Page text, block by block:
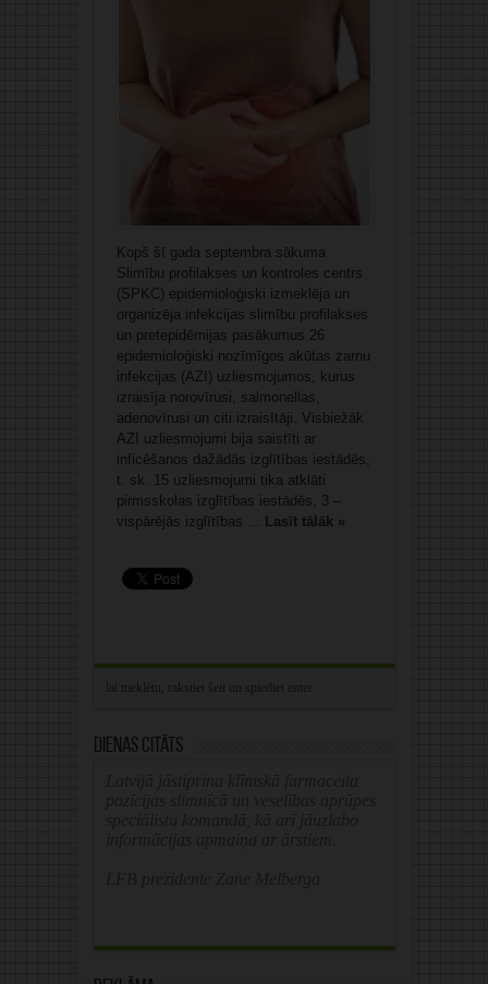
Kopš šī gada septembra sākuma
Slimību profilakses un kontroles centrs
(SPKC) epidemioloģiski izmeklēja un
organizēja infekcijas slimību profilakses
un pretepidēmijas pasākumus 26
epidemioloģiski nozīmīgos akūtas zarnu
infekcijas (AZI) uzliesmojumos, kurus
izraisīja norovīrusi, salmonellas,
adenovīrusi un citi izraisītāji. Visbiežāk
AZI uzliesmojumi bija saistīti ar
inficēšanos dažādās izglītības iestādēs,
t. sk. 15 uzliesmojumi tika atklāti
pirmsskolas izglītības iestādēs, 3 –
vispārējās izglītības ... Lasīt tālāk »
Dienas citāts